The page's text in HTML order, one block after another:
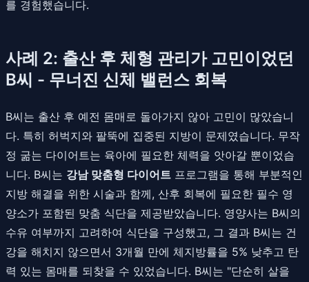
를 경험했습니다.
사례 2: 출산 후 체형 관리가 고민이었던
B씨 - 무너진 신체 밸런스 회복
B씨는 출산 후 예전 몸매로 돌아가지 않아 고민이 많았습니
다. 특히 허벅지와 팔뚝에 집중된 지방이 문제였습니다. 무작
정 굶는 다이어트는 육아에 필요한 체력을 앗아갈 뿐이었습
니다. B씨는 강남 맞춤형 다이어트 프로그램을 통해 부분적인
지방 해결을 위한 시술과 함께, 산후 회복에 필요한 필수 영
양소가 포함된 맞춤 식단을 제공받았습니다. 영양사는 B씨의
수유 여부까지 고려하여 식단을 구성했고, 그 결과 B씨는 건
강을 해치지 않으면서 3개월 만에 체지방률을 5% 낮추고 탄
력 있는 몸매를 되찾을 수 있었습니다. B씨는 "단순히 살을